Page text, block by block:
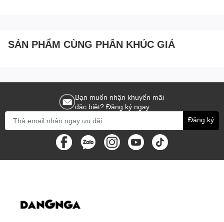
SẢN PHẨM CÙNG PHÂN KHÚC GIÁ
Bạn muốn nhận khuyến mãi
đặc biệt? Đăng ký ngay.
Đăng ký